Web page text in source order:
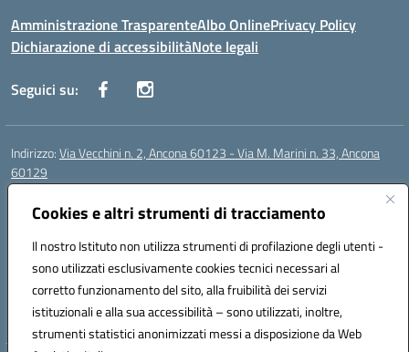
Cookies e altri strumenti di tracciamento
Il nostro Istituto non utilizza strumenti di profilazione degli utenti -
sono utilizzati esclusivamente cookies tecnici necessari al
corretto funzionamento del sito, alla fruibilità dei servizi
istituzionali e alla sua accessibilità – sono utilizzati, inoltre,
strumenti statistici anonimizzati messi a disposizione da Web
Amministrazione TrasparenteAlbo OnlinePrivacy Policy
Dichiarazione di accessibilitàNote legali
Seguici su:
Indirizzo:Via Vecchini n. 2, Ancona 60123 - Via M. Marini n. 33, Ancona
60129
Centralino:
Posta elettronica certificata (PEC):anis01200g@pec.istruzione.it
Codice fiscale: 93122280428
Codice meccanografico:ANIS01200G
Codice Indice delle Pubbliche Amministrazioni (IPA): istsc_ANIS01200G
Codice unico di fatturazione (CUF): UF434M